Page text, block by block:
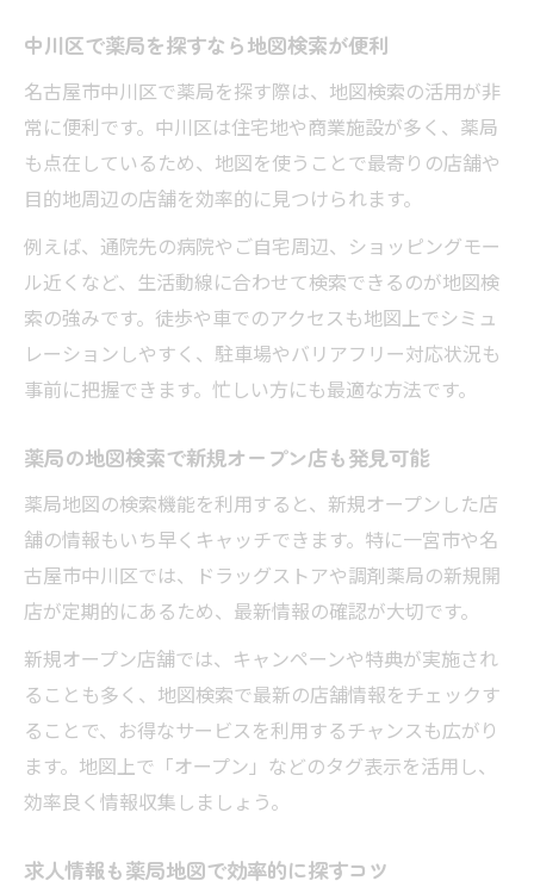
中川区で薬局を探すなら地図検索が便利
名古屋市中川区で薬局を探す際は、地図検索の活用が非
常に便利です。中川区は住宅地や商業施設が多く、薬局
も点在しているため、地図を使うことで最寄りの店舗や
目的地周辺の店舗を効率的に見つけられます。
例えば、通院先の病院やご自宅周辺、ショッピングモー
ル近くなど、生活動線に合わせて検索できるのが地図検
索の強みです。徒歩や車でのアクセスも地図上でシミュ
レーションしやすく、駐車場やバリアフリー対応状況も
事前に把握できます。忙しい方にも最適な方法です。
薬局の地図検索で新規オープン店も発見可能
薬局地図の検索機能を利用すると、新規オープンした店
舗の情報もいち早くキャッチできます。特に一宮市や名
古屋市中川区では、ドラッグストアや調剤薬局の新規開
店が定期的にあるため、最新情報の確認が大切です。
新規オープン店舗では、キャンペーンや特典が実施され
ることも多く、地図検索で最新の店舗情報をチェックす
ることで、お得なサービスを利用するチャンスも広がり
ます。地図上で「オープン」などのタグ表示を活用し、
効率良く情報収集しましょう。
求人情報も薬局地図で効率的に探すコツ